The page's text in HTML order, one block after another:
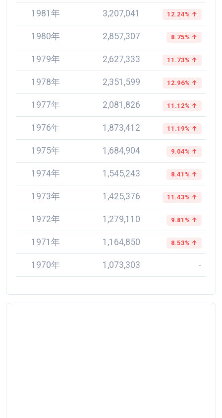
1981年 3,207,041 12.24% ↑
1980年 2,857,307 8.75% ↑
1979年 2,627,333 11.73% ↑
1978年 2,351,599 12.96% ↑
1977年 2,081,826 11.12% ↑
1976年 1,873,412 11.19% ↑
1975年 1,684,904 9.04% ↑
1974年 1,545,243 8.41% ↑
1973年 1,425,376 11.43% ↑
1972年 1,279,110 9.81% ↑
1971年 1,164,850 8.53% ↑
1970年 1,073,303 -